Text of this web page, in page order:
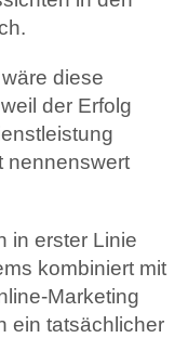
diese
der Erfolg
nennenswert
in erster Linie
kombiniert mit
Marketing
ein tatsächlicher